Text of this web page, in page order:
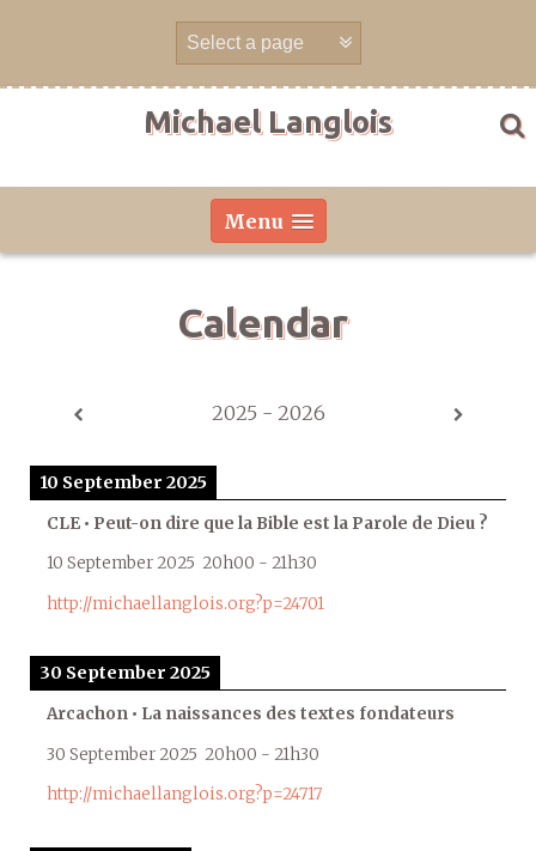
Michael Langlois
Menu
Calendar
2025 - 2026
10 September 2025
CLE • Peut-on dire que la Bible est la Parole de Dieu ?
10 September 2025 20h00 - 21h30
http://michaellanglois.org?p=24701
30 September 2025
Arcachon • La naissances des textes fondateurs
30 September 2025 20h00 - 21h30
http://michaellanglois.org?p=24717